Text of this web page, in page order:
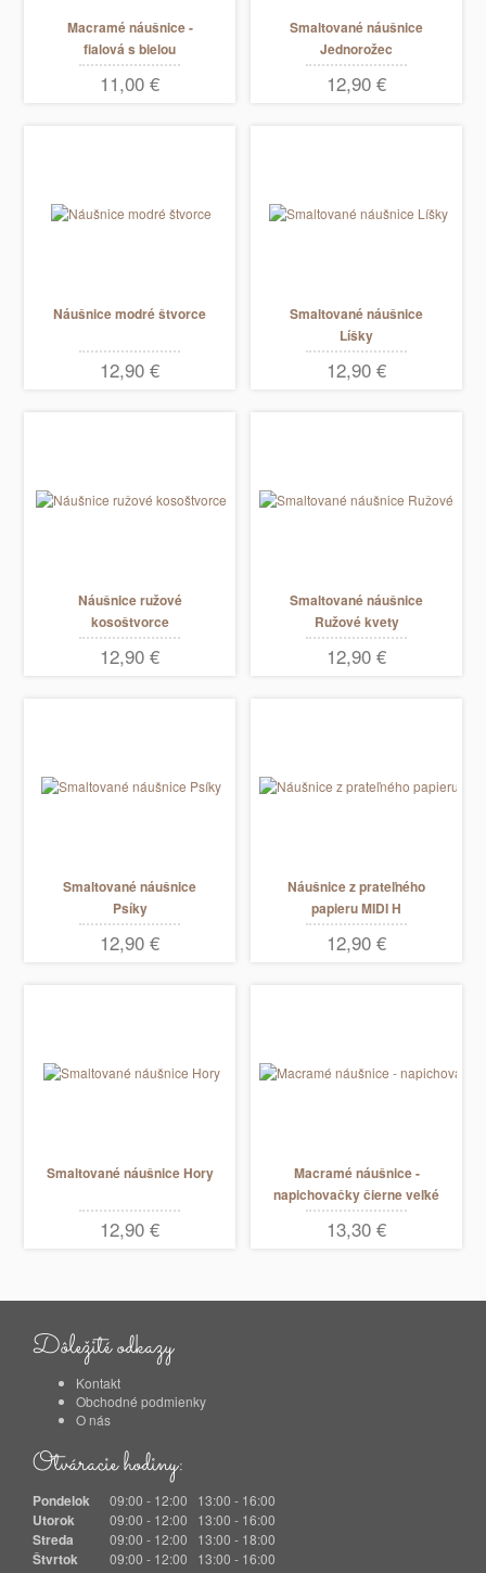
Macramé náušnice -
fialová s bielou
11,00 €
Smaltované náušnice
Jednorožec
12,90 €
Náušnice modré štvorce
12,90 €
Smaltované náušnice
Líšky
12,90 €
Náušnice ružové
kosoštvorce
12,90 €
Smaltované náušnice
Ružové kvety
12,90 €
Smaltované náušnice
Psíky
12,90 €
Náušnice z prateľného
papieru MIDI H
12,90 €
Smaltované náušnice Hory
12,90 €
Macramé náušnice -
napichovačky čierne veľké
13,30 €
Dôležité odkazy
Kontakt
Obchodné podmienky
O nás
Otváracie hodiny:
Pondelok 09:00 - 12:00 13:00 - 16:00
Utorok 09:00 - 12:00 13:00 - 16:00
Streda 09:00 - 12:00 13:00 - 18:00
Štvrtok 09:00 - 12:00 13:00 - 16:00